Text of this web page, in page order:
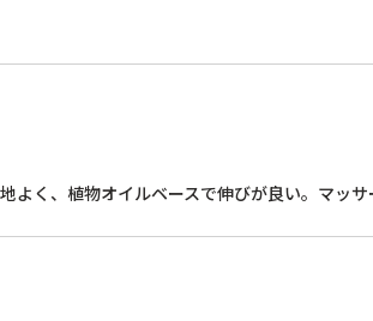
よく、植物オイルベースで伸びが良い。マッ